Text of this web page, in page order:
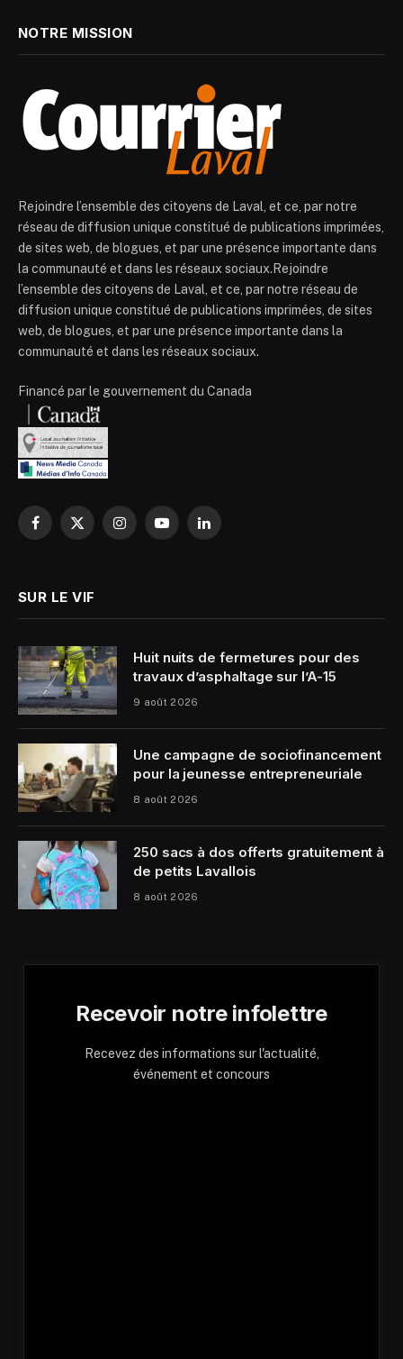
NOTRE MISSION
Rejoindre l’ensemble des citoyens de Laval, et ce, par notre
réseau de diffusion unique constitué de publications imprimées,
de sites web, de blogues, et par une présence importante dans
la communauté et dans les réseaux sociaux.Rejoindre
l’ensemble des citoyens de Laval, et ce, par notre réseau de
diffusion unique constitué de publications imprimées, de sites
web, de blogues, et par une présence importante dans la
communauté et dans les réseaux sociaux.
Financé par le gouvernement du Canada
Facebook
X
InstagramYouTubeLinkedIn
SUR LE VIF
Huit nuits de fermetures pour des
travaux d’asphaltage sur l’A-15
9 août 2026
Une campagne de sociofinancement
pour la jeunesse entrepreneuriale
8 août 2026
250 sacs à dos offerts gratuitement à
de petits Lavallois
8 août 2026
Recevoir notre infolettre
Recevez des informations sur l'actualité,
événement et concours